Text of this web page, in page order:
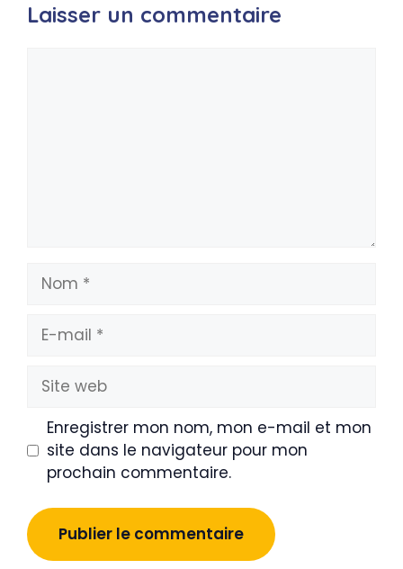
Laisser un commentaire
Nom
mail
Site
web
Enregistrer mon nom, mon e-mail et mon
site dans le navigateur pour mon
prochain commentaire.